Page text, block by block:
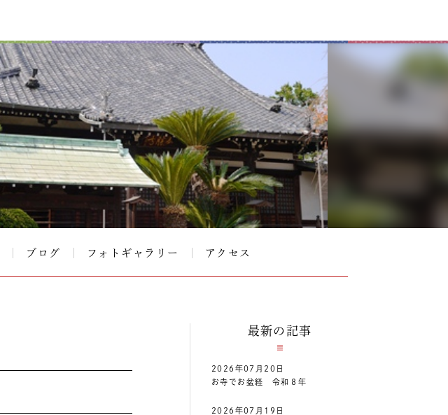
ブログ フォトギャラリー アクセス
最新の記事
2026年07月20日
お寺でお盆経 令和８年
2026年07月19日